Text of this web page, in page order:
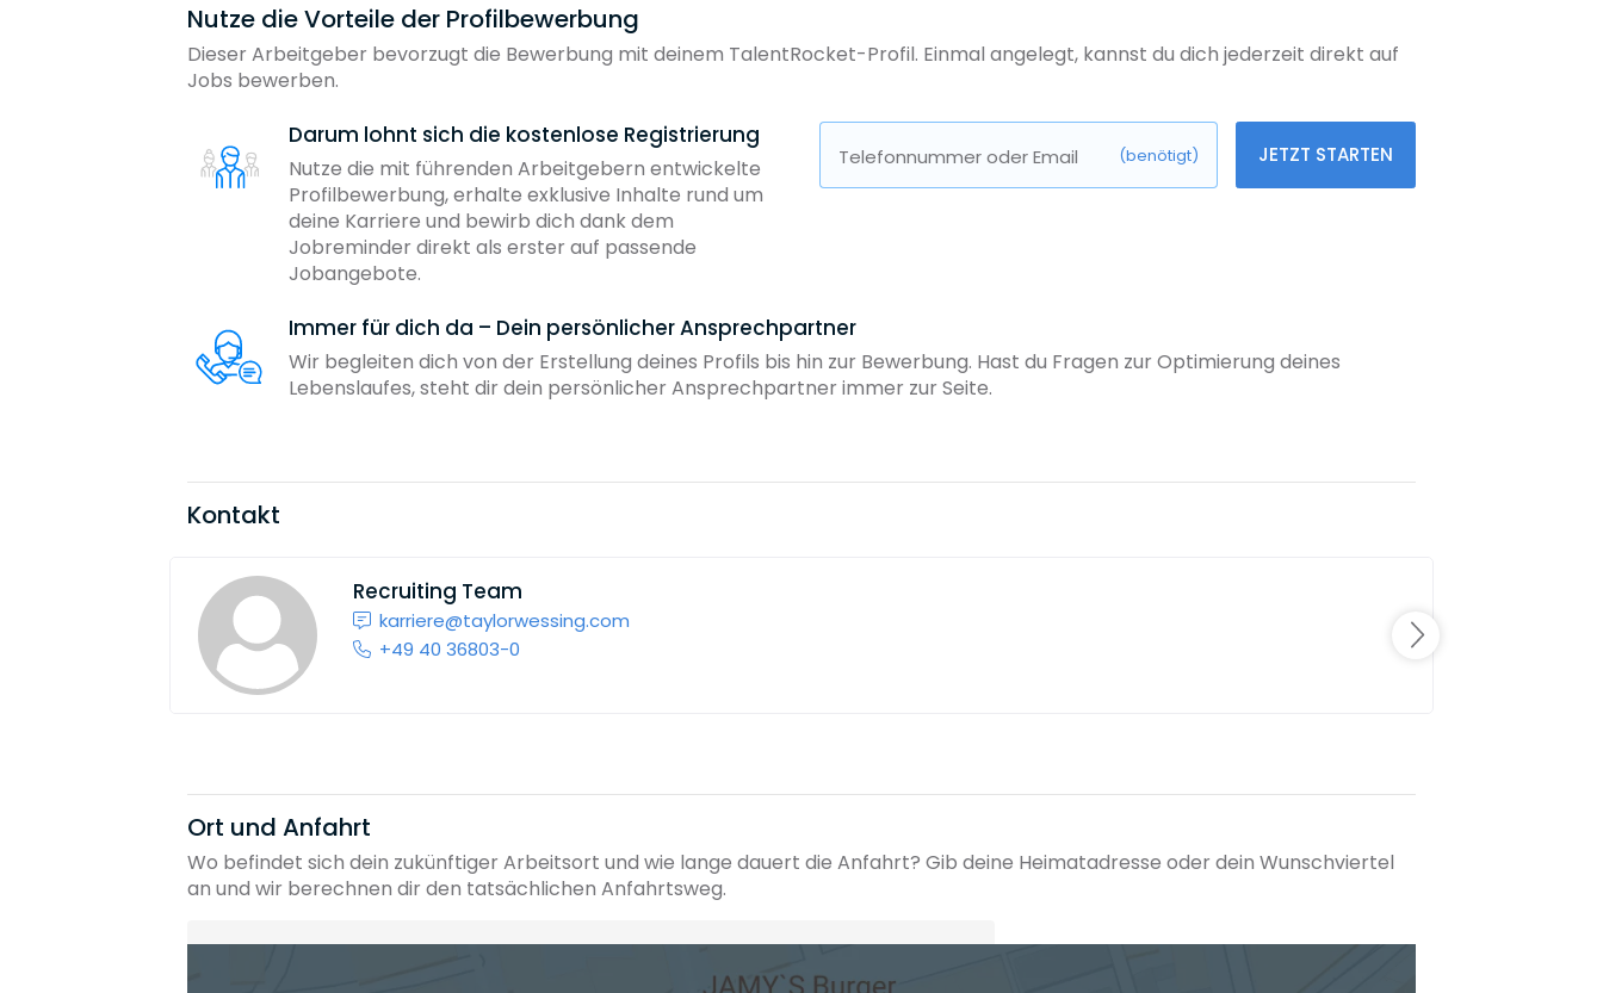
Nutze die Vorteile der Profilbewerbung
Dieser Arbeitgeber bevorzugt die Bewerbung mit deinem TalentRocket-Profil. Einmal angelegt, kannst du dich jederzeit direkt auf
Jobs bewerben.
Darum lohnt sich die kostenlose Registrierung
Nutze die mit führenden Arbeitgebern entwickelte
Profilbewerbung, erhalte exklusive Inhalte rund um
deine Karriere und bewirb dich dank dem
Jobreminder direkt als erster auf passende
Jobangebote.
Telefonnummer oder Email (benötigt) JETZT STARTEN
Immer für dich da – Dein persönlicher Ansprechpartner
Wir begleiten dich von der Erstellung deines Profils bis hin zur Bewerbung. Hast du Fragen zur Optimierung deines
Lebenslaufes, steht dir dein persönlicher Ansprechpartner immer zur Seite.
Kontakt
Recruiting Team
karriere@taylorwessing.com
+49 40 36803-0
Ort und Anfahrt
Wo befindet sich dein zukünftiger Arbeitsort und wie lange dauert die Anfahrt? Gib deine Heimatadresse oder dein Wunschviertel
an und wir berechnen dir den tatsächlichen Anfahrtsweg.
Heimatadresse oder Wunschort